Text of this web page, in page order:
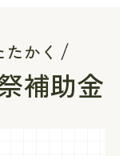
かく
補助金